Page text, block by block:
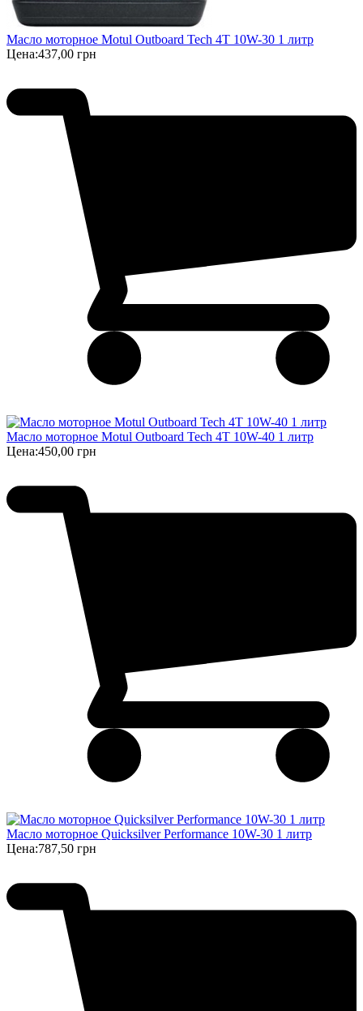
Масло моторное Motul Outboard Tech 4T 10W-30 1 литр
Цена:437,00 грн
Масло моторное Motul Outboard Tech 4T 10W-40 1 литр
Цена:450,00 грн
Масло моторное Quicksilver Performance 10W-30 1 литр
Цена:787,50 грн